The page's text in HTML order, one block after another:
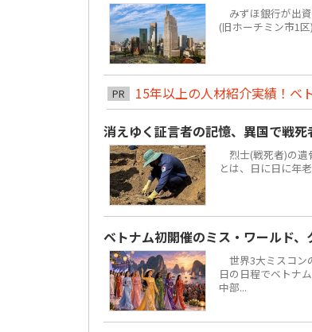
みずほ銀行が出
(旧ホーチミン市1
PR
15年以上の人材紹介実績！ベ
消えゆく証言者の記憶、異国で戦死
烈士(戦死者)の遺
とは、日に日に年
ベトナム初開催のミス・ワールド
世界3大ミスコン
日の日程でベトナ
中部...